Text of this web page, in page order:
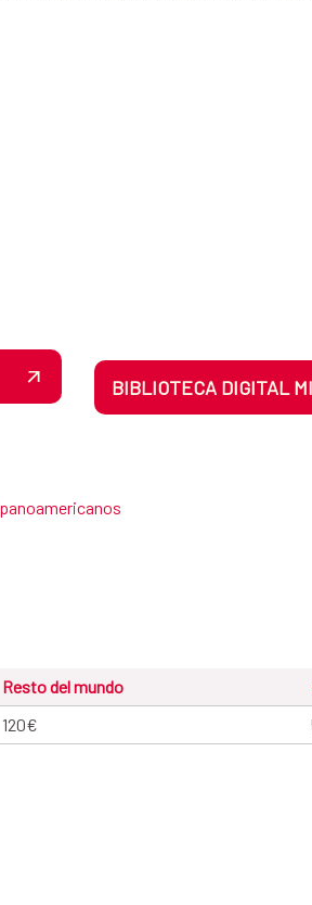
BIBLIOTECA DIGITAL
Resto del mundo
120€